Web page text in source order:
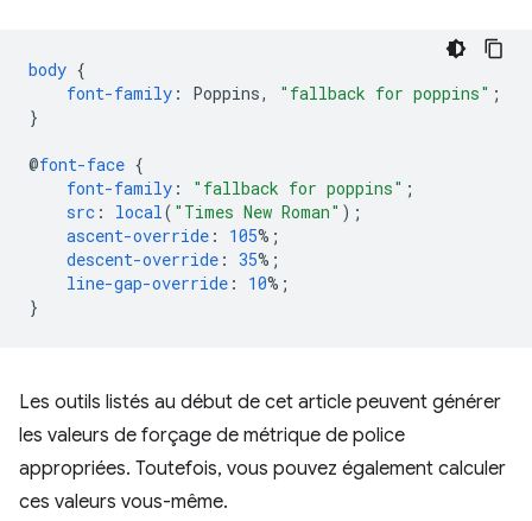
body {
font-family : Poppins, "fallback for poppins" ;
}
@font-face {
font-family : "fallback for poppins" ;
src : local( "Times New Roman" );
ascent-override : 105%;
descent-override : 35%;
line-gap-override : 10%;
}
Les outils listés au début de cet article peuvent générer
les valeurs de forçage de métrique de police
appropriées. Toutefois, vous pouvez également calculer
ces valeurs vous-même.